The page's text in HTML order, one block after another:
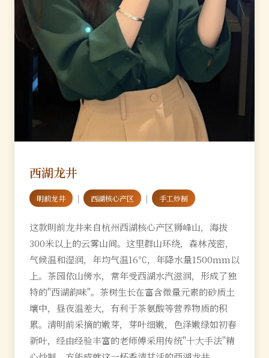
西湖龙井
明前龙井 ｜ 西湖核心产区 ｜ 手工炒制
这款明前龙井来自杭州西湖核心产区狮峰山，海拔
300米以上的云雾山间。这里群山环绕，森林茂密，
气候温和湿润，年均气温16℃，年降水量1500mm以
上。茶园依山傍水，常年受西湖水汽滋润，形成了独
特的"西湖韵味"。茶树生长在富含微量元素的砂质土
壤中，昼夜温差大，有利于茶氨酸等营养物质的积
累。清明前采摘的嫩芽，芽叶细嫩，色泽嫩绿如初春
新叶，经由经验丰富的老师傅采用传统"十大手法"精